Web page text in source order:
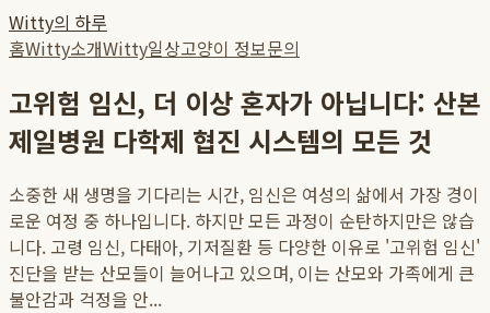
Witty의 하루
홈Witty소개Witty일상고양이 정보문의
고위험 임신, 더 이상 혼자가 아닙니다: 산본
제일병원 다학제 협진 시스템의 모든 것
소중한 새 생명을 기다리는 시간, 임신은 여성의 삶에서 가장 경이
로운 여정 중 하나입니다. 하지만 모든 과정이 순탄하지만은 않습
니다. 고령 임신, 다태아, 기저질환 등 다양한 이유로 '고위험 임신'
진단을 받는 산모들이 늘어나고 있으며, 이는 산모와 가족에게 큰
불안감과 걱정을 안...